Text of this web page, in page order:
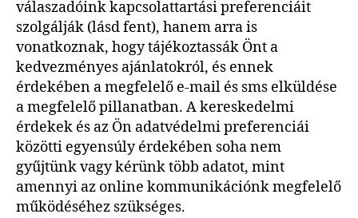
válaszadóink kapcsolattartási preferenciáit
szolgálják (lásd fent), hanem arra is
vonatkoznak, hogy tájékoztassák Önt a
kedvezményes ajánlatokról, és ennek
érdekében a megfelelő e-mail és sms elküldése
a megfelelő pillanatban. A kereskedelmi
érdekek és az Ön adatvédelmi preferenciái
közötti egyensúly érdekében soha nem
gyűjtünk vagy kérünk több adatot, mint
amennyi az online kommunikációnk megfelelő
működéséhez szükséges.